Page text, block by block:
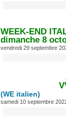
WEEK-END
dimanche 8
vendredi 29 septembre
V
(WE italien)
samedi 10 septembre